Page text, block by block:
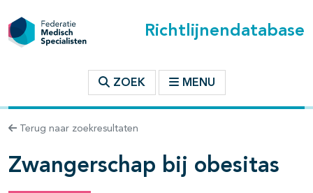
Richtlijnendatabase
ZOEK MENU
Terug naar zoekresultaten
Zwangerschap bij obesitas
binnen deze richtlijn